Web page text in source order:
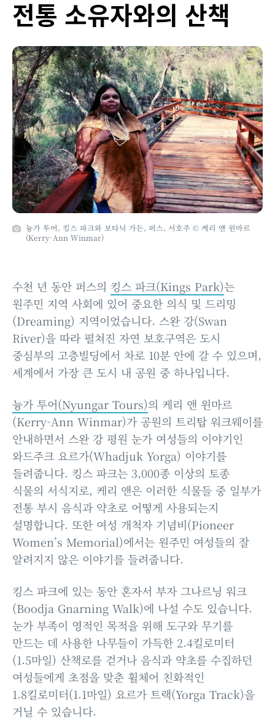
전통 소유자와의 산책
늉가 투어, 킹스 파크와 보타닉 가든, 퍼스, 서호주 © 케리 앤 윈마르
(Kerry-Ann Winmar)
수천 년 동안 퍼스의 킹스 파크(Kings Park)는
원주민 지역 사회에 있어 중요한 의식 및 드리밍
(Dreaming) 지역이었습니다. 스완 강(Swan
River)을 따라 펼쳐진 자연 보호구역은 도시
중심부의 고층빌딩에서 차로 10분 안에 갈 수 있으며,
세계에서 가장 큰 도시 내 공원 중 하나입니다.
늉가 투어(Nyungar Tours)의 케리 앤 윈마르
(Kerry-Ann Winmar)가 공원의 트리탑 워크웨이를
안내하면서 스완 강 평원 눈가 여성들의 이야기인
와드주크 요르가(Whadjuk Yorga) 이야기를
들려줍니다. 킹스 파크는 3,000종 이상의 토종
식물의 서식지로, 케리 앤은 이러한 식물들 중 일부가
전통 부시 음식과 약초로 어떻게 사용되는지
설명합니다. 또한 여성 개척자 기념비(Pioneer
Women’s Memorial)에서는 원주민 여성들의 잘
알려지지 않은 이야기를 들려줍니다.
킹스 파크에 있는 동안 혼자서 부자 그나르닝 워크
(Boodja Gnarning Walk)에 나설 수도 있습니다.
눈가 부족이 영적인 목적을 위해 도구와 무기를
만드는 데 사용한 나무들이 가득한 2.4킬로미터
(1.5마일) 산책로를 걷거나 음식과 약초를 수집하던
여성들에게 초점을 맞춘 휠체어 친화적인
1.8킬로미터(1.1마일) 요르가 트랙(Yorga Track)을
거닐 수 있습니다.